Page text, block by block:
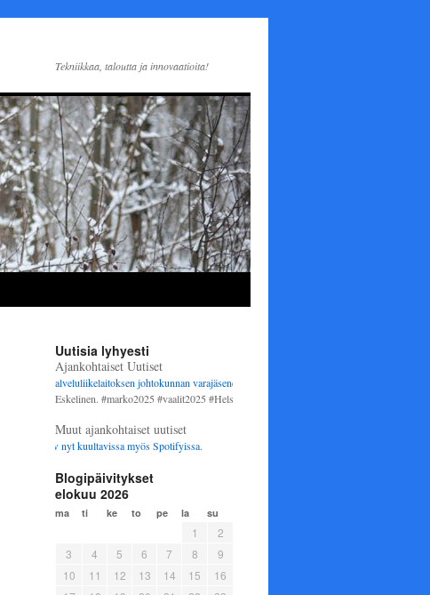
Tekniikkaa, taloutta ja innovaatioita!
Uutisia lyhyesti
Ajankohtaiset Uutiset
johtokunnan varajäseneksi1.6.2025 alkaen. Varsinaisena
Heli Eskelinen. #marko2025 #vaalit2025 #Helsinki #perussuomalaiset
Muut ajankohtaiset uutiset
Show nyt kuultavissa myösSpotifyissa.
Blogipäivitykset
elokuu 2026
ma ti ke to pe la su
1
2
3
4 5 6 7 8
9
10
11 12 13 14 15
16